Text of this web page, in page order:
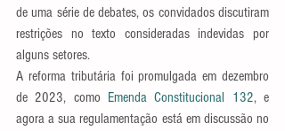
de uma série de debates, os convidados discutiram
restrições no texto consideradas indevidas por
alguns setores.
A reforma tributária foi promulgada em dezembro
de 2023, como Emenda Constitucional 132, e
agora a sua regulamentação está em discussão no